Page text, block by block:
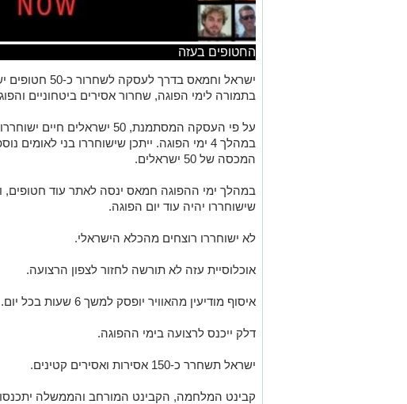
החטופים בעזה
ישראל וחמאס בדרך
בתמורה לימי הפוגה, שחרור אסירים ביטחוניים
על פי העסקה המסתמנת,
במהלך 4 ימי הפוגה. ייתכן שישוחררו בני
המכסה של 50 ישראלים.
שישוחררו יהיה עוד יום הפוגה.
לא ישוחררו רוצחים מהכלא הישראלי.
אוכלוסיית עזה לא תורשה לחזור לצפון הרצועה.
איסוף מודיעין מהאוויר יופסק למשך 6 שעות בכל יום.
דלק ייכנס לרצועה בימי ההפוגה.
ישראל תשחרר כ-150 אסירות ואסירים קטינים.
קבינט המלחמה, הקבינט המורחב והממשלה